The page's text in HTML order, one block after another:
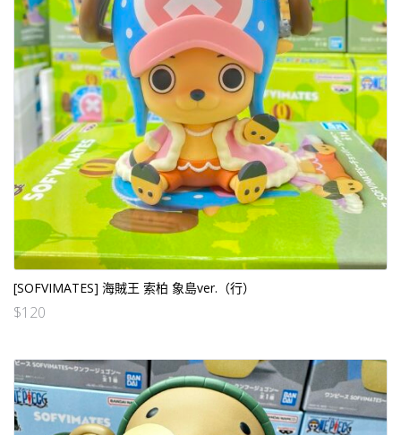
[SOFVIMATES] 海賊王 索柏 象島ver.（行）
$120